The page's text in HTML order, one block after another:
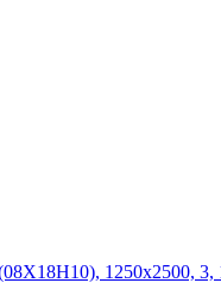
1250х2500, 3,